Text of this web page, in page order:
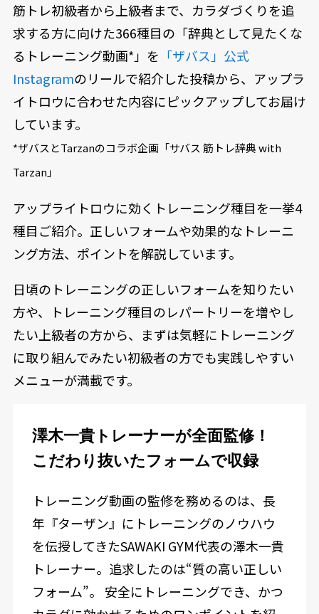
筋トレ初級者から上級者まで、カラダづくりを追
求する方に向けた366種目の「辞典として見たくな
るトレーニング動画*」を 「ザバス」公式
Instagramのリールで紹介した投稿から、アップラ
イトロウに合わせた内容にピックアップしてお届け
しています。
*ザバスとTarzanのコラボ企画「サバス 筋トレ辞典 with
Tarzan」
アップライトロウに効くトレーニング種目を一挙4
種目ご紹介。正しいフォームや効果的なトレーニ
ング方法、ポイントを解説しています。
日頃のトレーニングの正しいフォームを知りたい
方や、トレーニング種目のレパートリーを増やし
たい上級者の方から、まずは気軽にトレーニング
に取り組んでみたい初級者の方でも実践しやすい
メニューが満載です。
澤木一貴トレーナーが全面監修！
こだわり抜いたフォームで収録
トレーニング動画の監修を務めるのは、長
年『ターザン』にトレーニングのノウハウ
を伝授してきたSAWAKI GYM代表の澤木一貴
トレーナー。追求したのは“質の高い正しい
フォーム”。 安全にトレーニングでき、かつ